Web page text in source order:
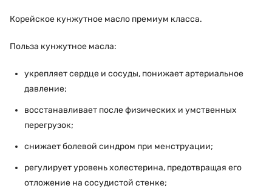
Корейское кунжутное масло премиум класса.
Польза кунжутное масла:
укрепляет сердце и сосуды, понижает артериальное
давление;
восстанавливает после физических и умственных
перегрузок;
снижает болевой синдром при менструации;
регулирует уровень холестерина, предотвращая его
отложение на сосудистой стенке;